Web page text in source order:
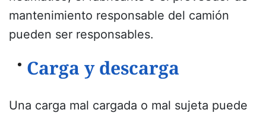
mantenimiento responsable del camión
pueden ser responsables.
Carga y descarga
Una carga mal cargada o mal sujeta puede